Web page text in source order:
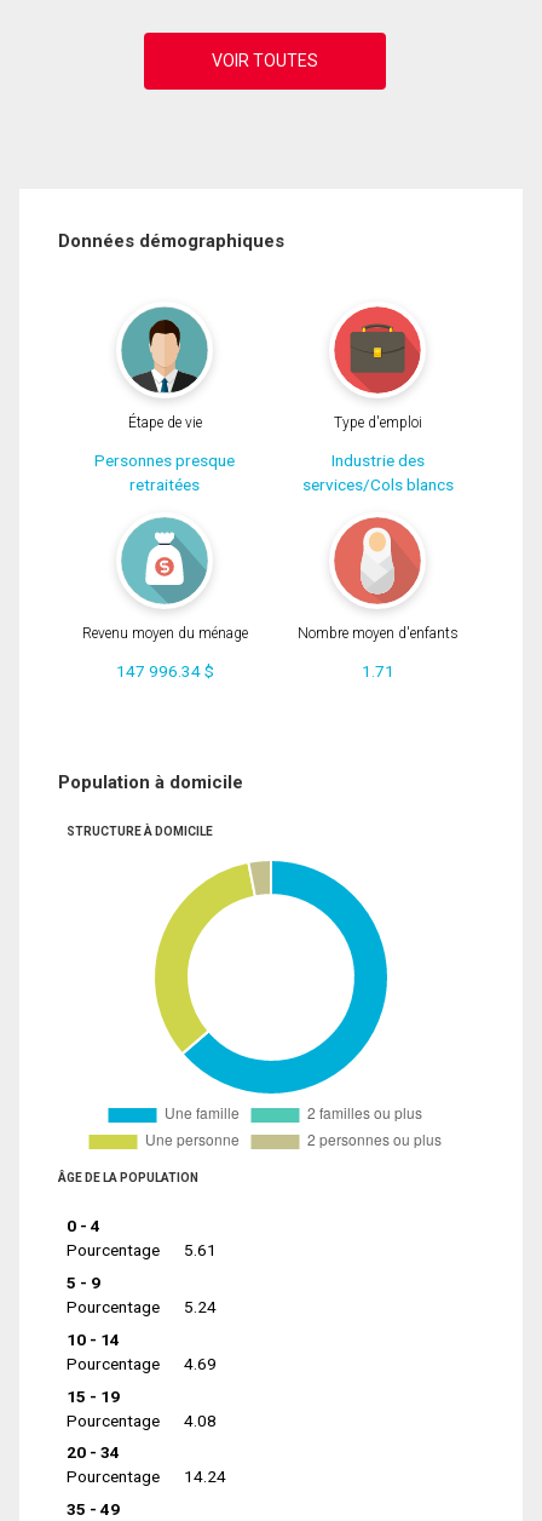
Données démographiques
Étape de vie
Personnes presque
retraitées
Type d'emploi
Industrie des
services/Cols blancs
Revenu moyen du ménage
147 996.34 $
Nombre moyen d'enfants
1.71
Population à domicile
STRUCTURE À DOMICILE
ÂGE DE LA POPULATION
0 - 4
Pourcentage
5.61
5 - 9
Pourcentage
5.24
10 - 14
Pourcentage
4.69
15 - 19
Pourcentage
4.08
20 - 34
Pourcentage
14.24
35 - 49